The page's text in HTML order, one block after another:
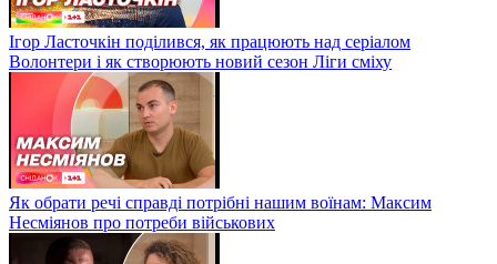
Ігор Ласточкін поділився, як працюють над серіалом
Волонтери і як створюють новий сезон Ліги сміху
Як обрати речі справді потрібні нашим воїнам: Максим
Несміянов про потреби військових